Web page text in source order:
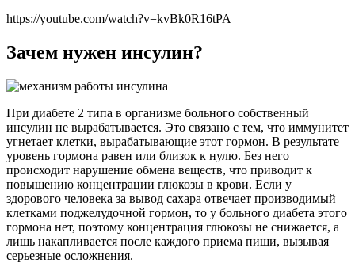
https://youtube.com/watch?v=kvBk0R16tPA
Зачем нужен инсулин?
При диабете 2 типа в организме больного собственный
инсулин не вырабатывается. Это связано с тем, что иммунитет
угнетает клетки, вырабатывающие этот гормон. В результате
уровень гормона равен или близок к нулю. Без него
происходит нарушение обмена веществ, что приводит к
повышению концентрации глюкозы в крови. Если у
здорового человека за вывод сахара отвечает производимый
клетками поджелудочной гормон, то у больного диабета этого
гормона нет, поэтому концентрация глюкозы не снижается, а
лишь накапливается после каждого приема пищи, вызывая
серьезные осложнения.